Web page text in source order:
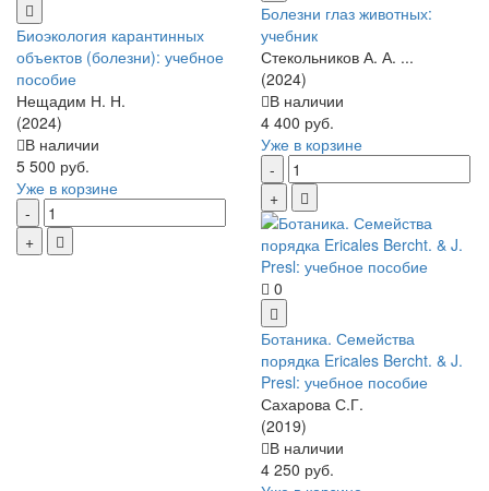
Биоэкология карантинных
объектов (болезни): учебное
пособие
Нещадим Н. Н.
(2024)
В наличии
5 500 руб.
Уже в корзине
Болезни глаз животных:
учебник
Стекольников А. А. ...
(2024)
В наличии
4 400 руб.
Уже в корзине
0
Ботаника. Семейства
порядка Ericales Bercht. & J.
Presl: учебное пособие
Сахарова С.Г.
(2019)
В наличии
4 250 руб.